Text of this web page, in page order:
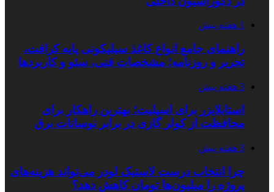
1 هفته پیش
راهنمای جامع انواع کاغذ سیلیکونی پایه کرافت،
تحریر و روزنامه؛ مشخصات فنی، سئو و کاربردها
3 هفته پیش
استابلایزر برای اسپلیت؛ بهترین راهکار برای
محافظت از کولر گازی در برابر نوسانات برق
3 هفته پیش
چرا انتخاب درست لاستیک لودر می‌تواند هزینه‌های
پروژه را میلیون‌ها تومان کاهش دهد؟